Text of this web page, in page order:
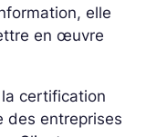
elle
en œuvre
la certification
des entreprises